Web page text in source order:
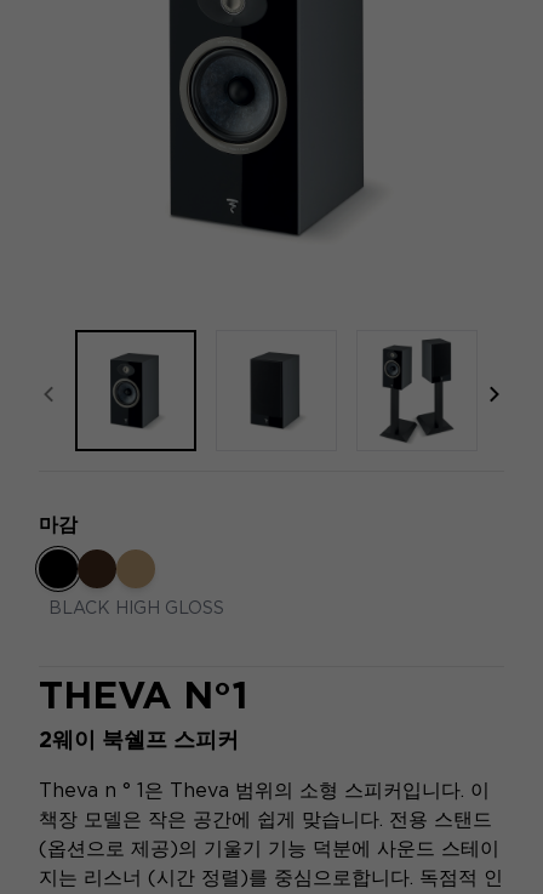
focal-naim-frontent::misc.prev_label
THEVA N°1
2웨이 북쉘프 스피커
Theva n ° 1은 Theva 범위의 소형 스피커입니다. 이
책장 모델은 작은 공간에 쉽게 맞습니다. 전용 스탠드
(옵션으로 제공)의 기울기 기능 덕분에 사운드 스테이
지는 리스너 (시간 정렬)를 중심으로합니다. 독점적 인
마감
BLACK HIGH GLOSS